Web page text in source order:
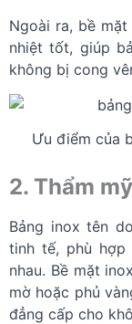
Ngoài ra, bề
nhiệt tốt, giúp
không bị cong
Ưu điểm của
2. Thẩm
Bảng inox tên
tinh tế, phù hợp
nhau. Bề mặt
mờ hoặc phủ
đẳng cấp cho